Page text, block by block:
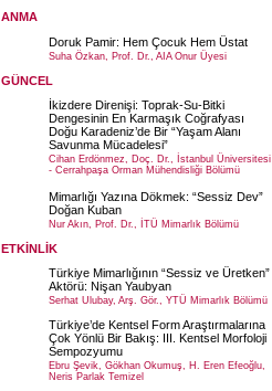
ANMA
Doruk Pamir: Hem Çocuk Hem Üstat
Suha Özkan, Prof. Dr., AIA Onur Üyesi
GÜNCEL
İkizdere Direnişi: Toprak-Su-Bitki
Dengesinin En Karmaşık Coğrafyası
Doğu Karadeniz’de Bir “Yaşam Alanı
Savunma Mücadelesi”
Cihan Erdönmez, Doç. Dr., İstanbul Üniversitesi
- Cerrahpaşa Orman Mühendisliği Bölümü
Mimarlığı Yazına Dökmek: “Sessiz Dev”
Doğan Kuban
Nur Akın, Prof. Dr., İTÜ Mimarlık Bölümü
ETKİNLİK
Türkiye Mimarlığının “Sessiz ve Üretken”
Aktörü: Nişan Yaubyan
Serhat Ulubay, Arş. Gör., YTÜ Mimarlık Bölümü
Türkiye’de Kentsel Form Araştırmalarına
Çok Yönlü Bir Bakış: III. Kentsel Morfoloji
Sempozyumu
Ebru Şevik, Gökhan Okumuş, H. Eren Efeoğlu,
Neris Parlak Temizel